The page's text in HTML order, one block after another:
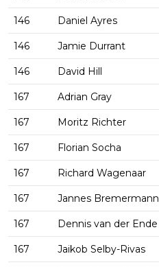
146 Daniel Ayres
146 Jamie Durrant
146 David Hill
167 Adrian Gray
167 Moritz Richter
167 Florian Socha
167 Richard Wagenaar
167 Jannes Bremermann
167 Dennis van der Ende
167 Jaikob Selby-Rivas